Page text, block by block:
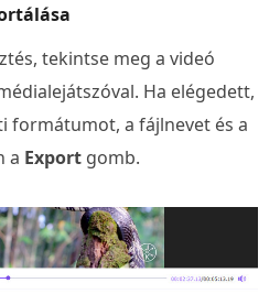
tekintse meg a videó
Ha elégedett,
formátumot, a fájlnevet és a
a Export gomb.